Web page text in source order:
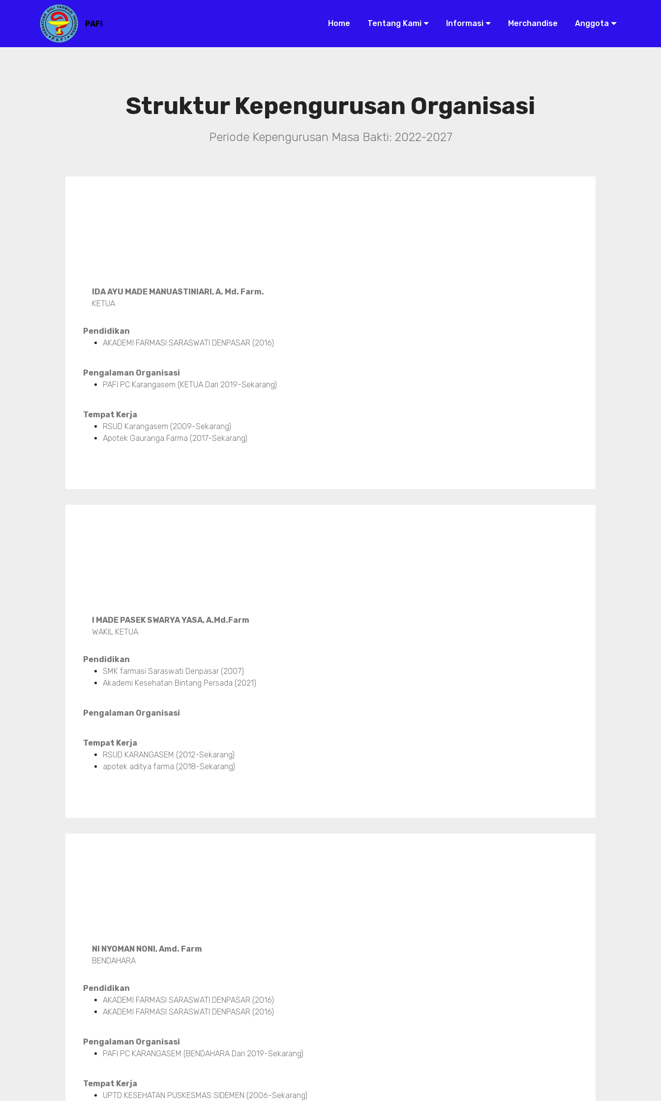
PAFI Home Tentang Kami Informasi Merchandise Anggota
Struktur Kepengurusan Organisasi
Periode Kepengurusan Masa Bakti: 2022-2027
IDA AYU MADE MANUASTINIARI, A. Md. Farm.
KETUA
Pendidikan
AKADEMI FARMASI SARASWATI DENPASAR (2016)
Pengalaman Organisasi
PAFI PC Karangasem (KETUA Dari 2019-Sekarang)
Tempat Kerja
RSUD Karangasem (2009-Sekarang)
Apotek Gauranga Farma (2017-Sekarang)
I MADE PASEK SWARYA YASA, A.Md.Farm
WAKIL KETUA
Pendidikan
SMK farmasi Saraswati Denpasar (2007)
Akademi Kesehatan Bintang Persada (2021)
Pengalaman Organisasi
Tempat Kerja
RSUD KARANGASEM (2012-Sekarang)
apotek aditya farma (2018-Sekarang)
NI NYOMAN NONI, Amd. Farm
BENDAHARA
Pendidikan
AKADEMI FARMASI SARASWATI DENPASAR (2016)
AKADEMI FARMASI SARASWATI DENPASAR (2016)
Pengalaman Organisasi
PAFI PC KARANGASEM (BENDAHARA Dari 2019-Sekarang)
Tempat Kerja
UPTD KESEHATAN PUSKESMAS SIDEMEN (2006-Sekarang)